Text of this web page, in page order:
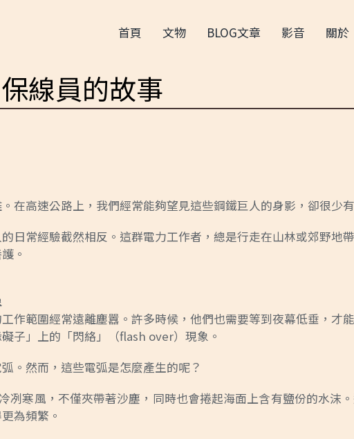
首頁 文物 BLOG文章 影音 關於
線員的故事
在高速公路上，我們經常能夠望見這些鋼鐵巨人的身影，卻很少
日常經驗截然相反。這群電力工作者，總是行走在山林或郊野地
。
作範圍經常遠離塵囂。許多時候，他們也需要等到夜幕低垂，才
子」上的「閃絡」（flash over）現象。
。然而，這些電弧是怎麼產生的呢？
冽寒風，不僅夾帶著沙塵，同時也會捲起海面上含有鹽份的水沫
為頻繁。